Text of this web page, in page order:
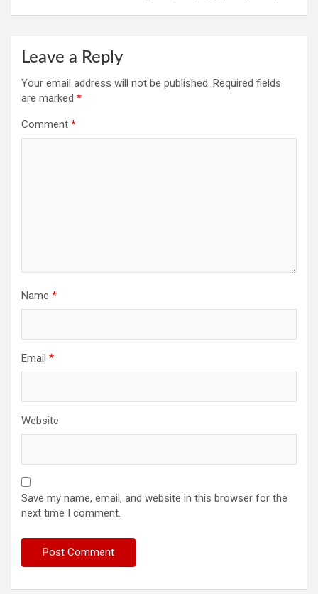
Leave a Reply
Your email address will not be published. Required fields
are marked *
Comment *
Name *
Email *
Website
Save my name, email, and website in this browser for the
next time I comment.